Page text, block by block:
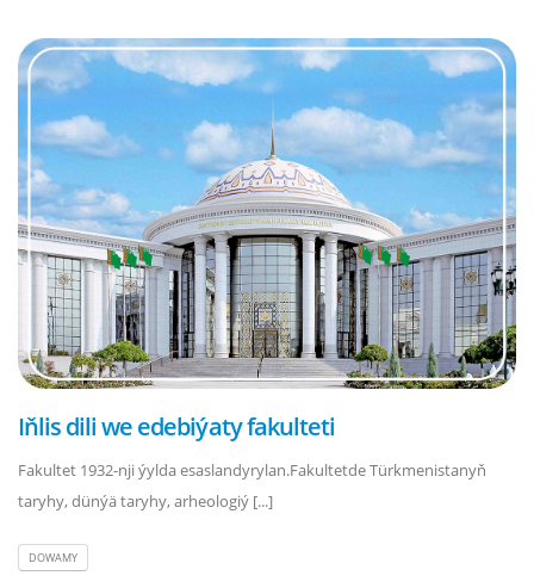
Iňlis dili we edebiýaty fakulteti
Fakultet 1932-nji ýylda esaslandyrylan.Fakultetde Türkmenistanyň
taryhy, dünýä taryhy, arheologiý [...]
DOWAMY